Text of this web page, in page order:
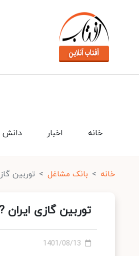
دانش اخبار خانه
خانه بانک مشاغل توربین
توربین گازی ایران
1401/08/13